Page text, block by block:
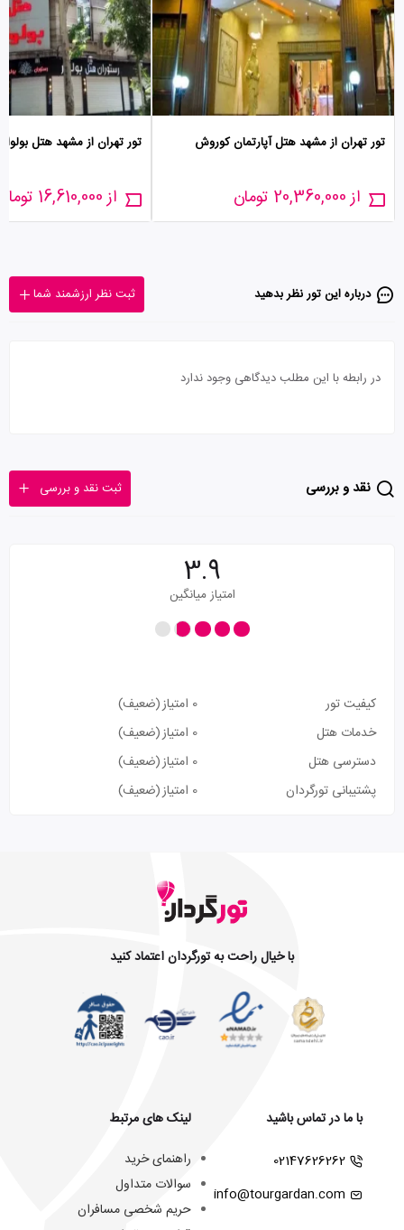
تور تهران از مشهد هتل آپارتمان کوروش
از 20,360,000 تومان
تور تهران از مشهد هتل بولوار
از 16,610,000 تومان
درباره این تور‌ نظر بدهید ثبت نظر ارزشمند شما
در رابطه با این مطلب دیدگاهی وجود ندارد
نقد و بررسی ثبت نقد و بررسی
3.9
امتیاز میانگین
کیفیت تور 0 امتیاز
(ضعیف)
خدمات هتل
0 امتیاز
(ضعیف)
دسترسی هتل
0 امتیاز
(ضعیف)
پشتیبانی تورگردان
0 امتیاز (ضعیف)
با خیال راحت به تورگردان اعتماد کنید
با ما در تماس باشید
02147626262
info@tourgardan.com
لینک های مرتبط
راهنمای خرید
سوالات متداول
حریم شخصی مسافران